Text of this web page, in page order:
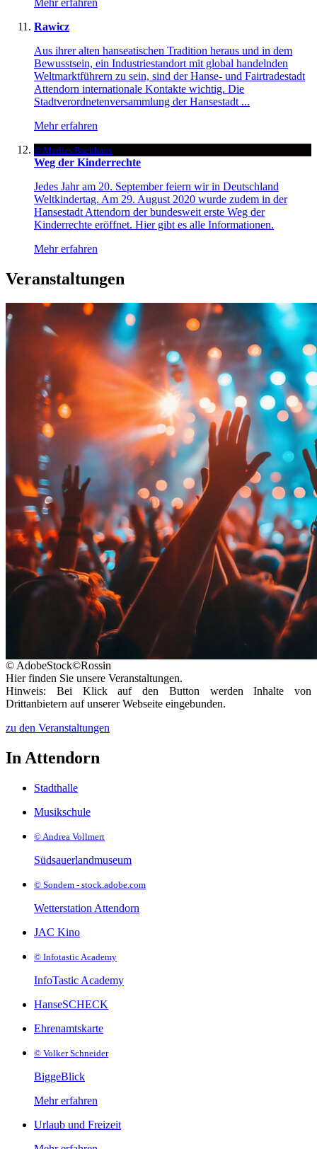
Mehr erfahren
Rawicz
Aus ihrer alten hanseatischen Tradition heraus und in dem
Bewusstsein, ein Industriestandort mit global handelnden
Weltmarktführern zu sein, sind der Hanse- und Fairtradestadt
Attendorn internationale Kontakte wichtig. Die
Stadtverordnetenversammlung der Hansestadt ...
Mehr erfahren
© Marlies Backhaus
Weg der Kinderrechte
Jedes Jahr am 20. September feiern wir in Deutschland
Weltkindertag. Am 29. August 2020 wurde zudem in der
Hansestadt Attendorn der bundesweit erste Weg der
Kinderrechte eröffnet. Hier gibt es alle Informationen.
Mehr erfahren
Veranstaltungen
© AdobeStock©Rossin
Hier finden Sie unsere Veranstaltungen.
Hinweis: Bei Klick auf den Button werden Inhalte von
Drittanbietern auf unserer Webseite eingebunden.
zu den Veranstaltungen
In Attendorn
Stadthalle
Musikschule
© Andrea Vollmert
Südsauerlandmuseum
© Sondem - stock.adobe.com
Wetterstation Attendorn
JAC Kino
© Infotastic Academy
InfoTastic Academy
HanseSCHECK
Ehrenamtskarte
© Volker Schneider
BiggeBlick
Mehr erfahren
Urlaub und Freizeit